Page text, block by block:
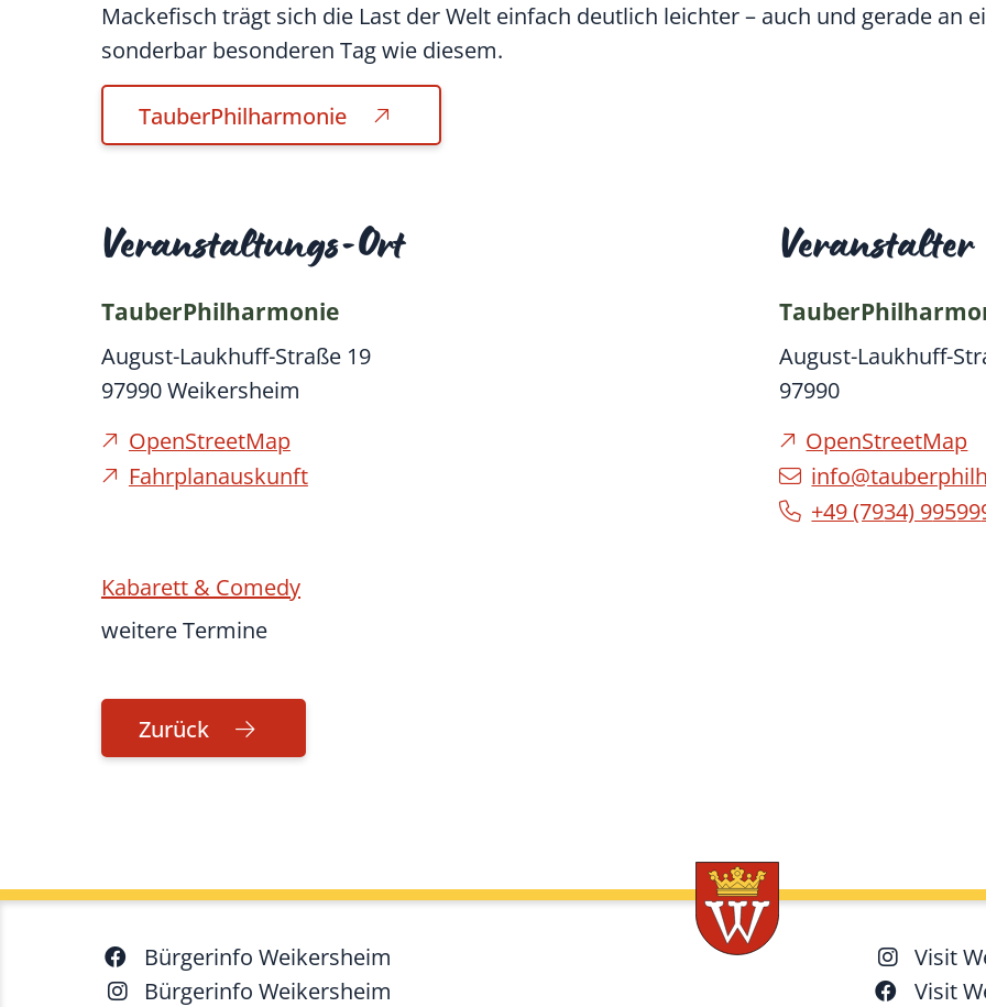
Mackefisch trägt sich die Last der Welt einfach deutlich leichter – auch und gerade an
sonderbar besonderen Tag wie diesem.
TauberPhilharmonie
Veranstaltungs-Ort
TauberPhilharmonie
August-Laukhuff-Straße 19
97990Weikersheim
OpenStreetMap
Fahrplanauskunft
Veranstalter
August-Laukhuff-
97990
OpenStreetMap
+49 (7934) 99599
Kabarett & Comedy
weitere Termine
Zurück
Bürgerinfo Weikersheim
Bürgerinfo Weikersheim
Visit
Visit